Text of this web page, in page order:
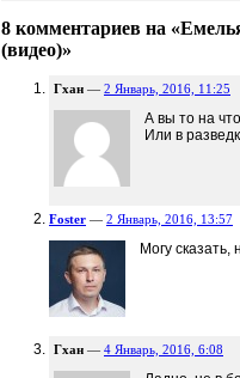
8 комментариев на
(видео)»
Гхан — 2 Январь, 2016, 11:25
А вы то на
Или в
Foster — 2 Январь, 2016, 13:57
Могу
Гхан — 4 Январь, 2016, 6:08